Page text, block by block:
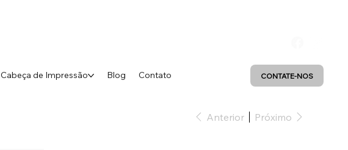
Cabeça de Impressão Blog Contato CONTATE-NOS
Anterior Próximo